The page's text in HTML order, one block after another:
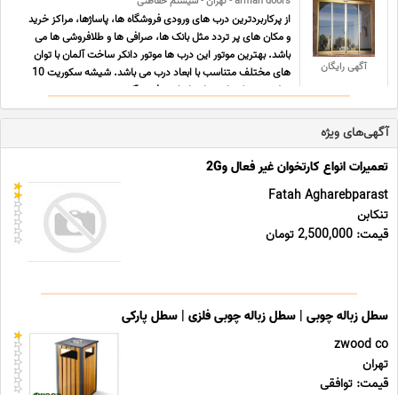
آگهی رایگان
از پرکاربردترین درب های ورودی فروشگاه ها، پاساژها، مراکز خرید
و مکان های پر تردد مثل بانک ها، صرافی ها و طلافروشی ها می
باشد. بهترین موتور این درب ها موتور دانکر ساخت آلمان با توان
های مختلف متناسب با ابعاد درب می باشد. شیشه سکوریت 10
میل درجه یک با مهر استاندارد و فریم آلومینیوم ... ...
آگهی‌های ویژه
تعمیرات انواع کارتخوان غیر فعال و2G
Fatah Agharebparast
تنکابن
قیمت: 2,500,000 تومان
سطل زباله چوبی | سطل زباله چوبی فلزی | سطل پارکی
zwood co
تهران
قیمت: توافقی